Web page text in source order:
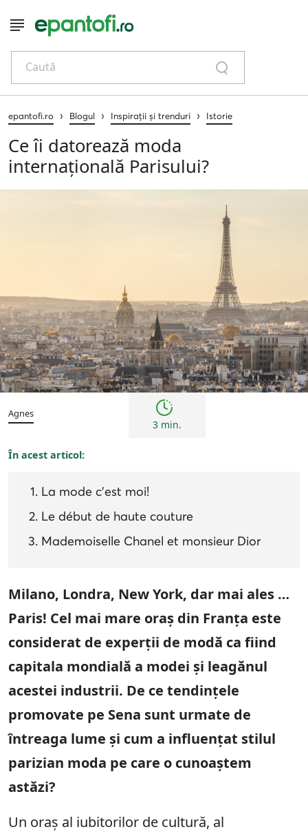
Caută
epantofi.ro › Blogul › Inspirații și trenduri › Istorie
Ce îi datorează moda
internațională Parisului?
Inspirații și trenduri Istorie
Agnes
3 min.
În acest articol:
La mode c’est moi!
Le début de haute couture
Mademoiselle Chanel et monsieur Dior
Milano, Londra, New York, dar mai ales …
Paris! Cel mai mare oraș din Franța este
considerat de experții de modă ca fiind
capitala mondială a modei și leagănul
acestei industrii. De ce tendințele
promovate pe Sena sunt urmate de
întreaga lume și cum a influențat stilul
parizian moda pe care o cunoaștem
astăzi?
Un oraș al iubitorilor de cultură, al